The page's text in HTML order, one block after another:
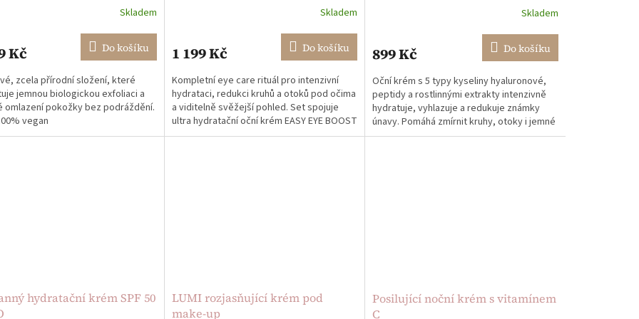
Skladem
Kč Do košíku
zcela přírodní složení, které
jemnou biologickou exfoliaci a
omlazení pokožky bez podráždění.
vegan
Skladem
1 199 Kč Do košíku
Kompletní eye care rituál pro intenzivní
hydrataci, redukci kruhů a otoků pod očima
a viditelně svěžejší pohled. Set spojuje
ultra hydratační oční krém EASY EYE BOOST
a...
je
z
5
hvězdiček.
Skladem
899 Kč Do košíku
Oční krém s 5 typy kyseliny hyaluronové,
peptidy a rostlinnými extrakty intenzivně
hydratuje, vyhlazuje a redukuje známky
únavy. Pomáhá zmírnit kruhy, otoky i jemné
vrásky a...
hydratační krém SPF 50
LUMI rozjasňující krém pod
make-up
Posilující noční krém s vitamínem
C